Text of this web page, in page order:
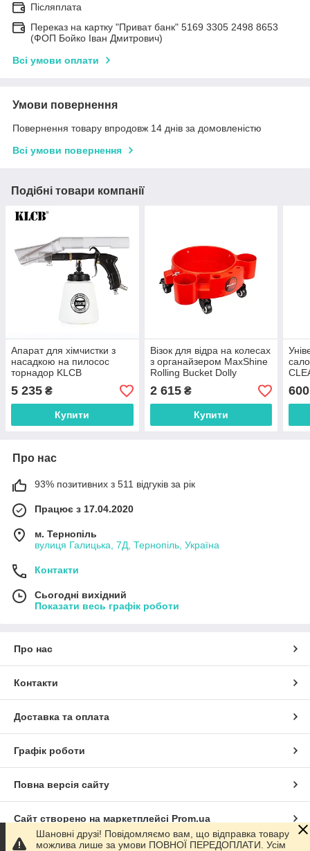
Післяплата
Переказ на картку "Приват банк" 5169 3305 2498 8653
(ФОП Бойко Іван Дмитрович)
Всі умови оплати
Умови повернення
Повернення товару впродовж 14 днів за домовленістю
Всі умови повернення
Подібні товари компанії
Апарат для хімчистки з
насадкою на пилосос
торнадор KLCB
5 235 ₴
Купити
Візок для відра на колесах
з органайзером MaxShine
Rolling Bucket Dolly
2 615₴
Купити
600
Про нас
93% позитивних з 511 відгуків за рік
Працює з 17.04.2020
м. Тернопіль
вулиця Галицька, 7Д, Тернопіль, Україна
Контакти
Сьогодні вихідний
Показати весь графік роботи
Про нас
Контакти
Доставка та оплата
Графік роботи
Повна версія сайту
Сайт створено на маркетплейсі Prom.ua
Шановні друзі! Повідомляємо вам, що відправка товару
можлива лише за умови ПОВНОЇ ПЕРЕДОПЛАТИ. Усім